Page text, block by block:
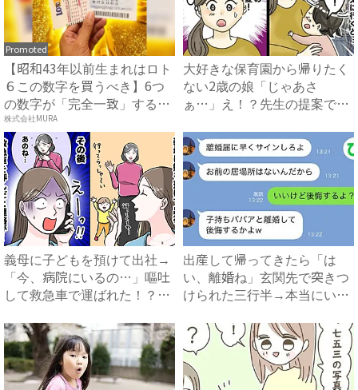
Promoted
【昭和43年以前生まれはロト
６この数字を買うべき】6つ
の数字が「完全一致」する
方...
株式会社MURA
大好きな保育園から帰りたく
ない2歳の娘「じゃあさ
ぁ…」え！？先生の提案でス
義母に子どもを預けて出社→
「今、病院にいるの…」嘔吐
して救急車で運ばれた！？一
出産して帰ってきたら「は
い、離婚ね」玄関先で突きつ
けられた三行半→本当にいい